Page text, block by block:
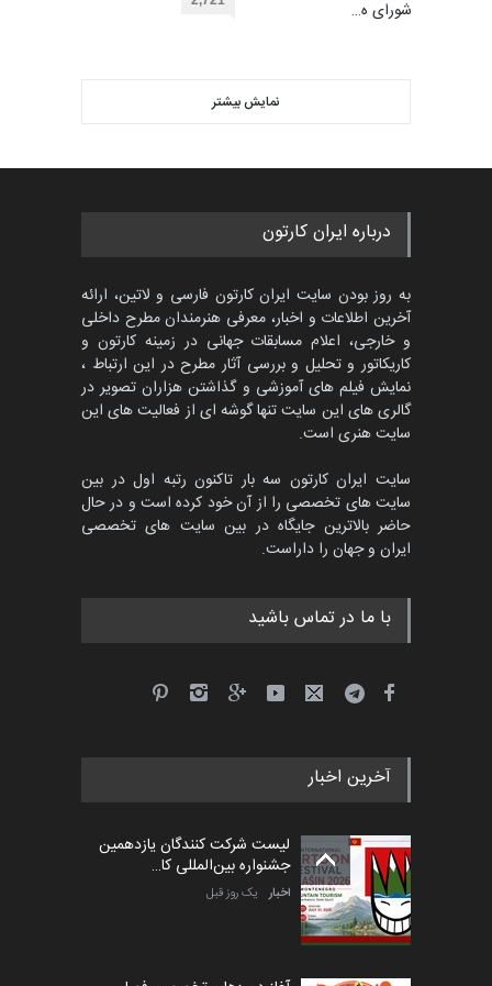
کتابخانۀ ممتا…
مسابقه بین‌المللی کارتون آیدین
دوغان، ترکیه،…
پنجمین مسابقۀ بین‌المللی
کارتون CARTUNION ، …
مهلت 3 ماه دیگر
مسابقۀ بین‌المللی کارتون و
کاریکاتور «البغلی…
مهلت
مهلت
پنجمین مسابقۀ بین‌المللی
مهلت 5 ماه دیگر
گالری حدود یک ماه قبل
عضو شورای ه…
نمایش بیشتر
درباره ایران کارتون
به روز بودن سایت ایران کارتون فارسی و لاتین، ارائه
آخرین اطلاعات و اخبار، معرفی هنرمندان مطرح داخلی
و خارجی، اعلام مسابقات جهانی در زمینه کارتون و
کاریکاتور و تحلیل و بررسی آثار مطرح در این ارتباط ،
نمایش فیلم های آموزشی و گذاشتن هزاران تصویر در
گالری های این سایت تنها گوشه ای از فعالیت های این
سایت هنری است.
سایت ایران کارتون سه بار تاکنون رتبه اول در بین
سایت های تخصصی را از آن خود کرده است و در حال
حاضر بالاترین جایگاه در بین سایت های تخصصی
ایران و جهان را داراست.
با ما در تماس باشید
آخرین اخبار
لیست شرکت کنندگان یازدهمین
جشنواره بین‌المللی کا…
اخبار یک روز قبل